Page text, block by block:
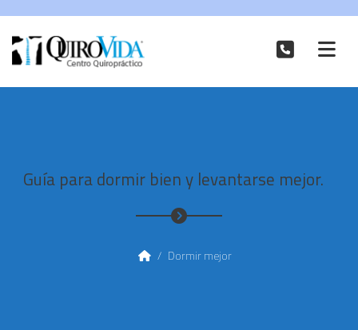
Guía para dormir bien y levantarse mejor.
/ Dormir mejor